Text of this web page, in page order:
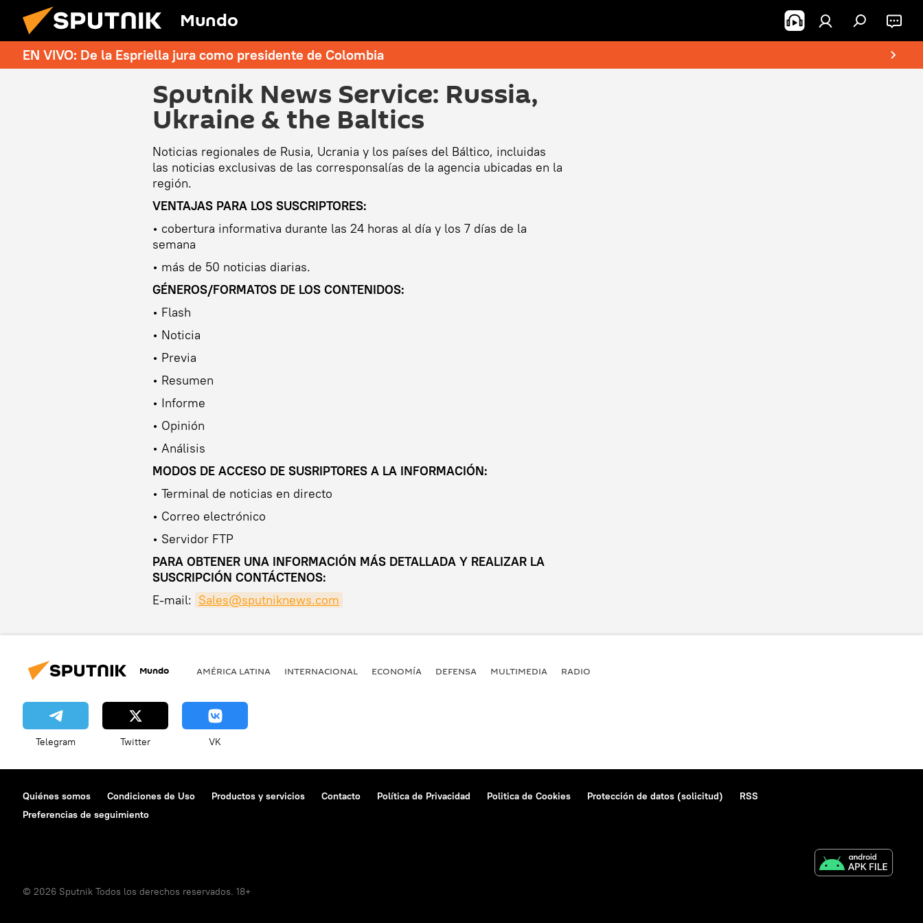
Mundo
EN VIVO: De la Espriella jura como presidente de Colombia
Sputnik News Service: Russia,
Ukraine & the Baltics
Noticias regionales de Rusia, Ucrania y los países del Báltico, incluidas
las noticias exclusivas de las corresponsalías de la agencia ubicadas en la
región.
VENTAJAS PARA LOS SUSCRIPTORES:
• cobertura informativa durante las 24 horas al día y los 7 días de la
semana
• más de 50 noticias diarias.
GÉNEROS/FORMATOS DE LOS CONTENIDOS:
• Flash
• Noticia
• Previa
• Resumen
• Informe
• Opinión
• Análisis
MODOS DE ACCESO DE SUSRIPTORES A LA INFORMACIÓN:
• Terminal de noticias en directo
• Correo electrónico
• Servidor FTP
PARA OBTENER UNA INFORMACIÓN MÁS DETALLADA Y REALIZAR LA
SUSCRIPCIÓN CONTÁCTENOS:
E-mail: Sales@sputniknews.com
Mundo AMÉRICA LATINA INTERNACIONAL ECONOMÍA DEFENSA MULTIMEDIA RADIO
Telegram Twitter VK
Quiénes somos Condiciones de Uso Productos y servicios Contacto Política de Privacidad Politica de Cookies Protección de datos (solicitud)
RSS
Preferencias de seguimiento
© 2026 Sputnik Todos los derechos reservados. 18+